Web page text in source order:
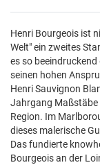
Henri Bourgeois ist
Welt" ein zweites
es so
seinen hohen
Henri Sauvignon
Jahrgang Maßstäbe
Region. Im
dieses malerische
Das fundierte
Bourgeois an der